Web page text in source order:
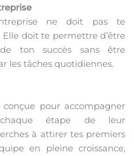
ne doit pas te
doit te permettre d’être
ton succès sans être
les tâches quotidiennes.
pour accompagner
étape de leur
à attirer tes premiers
en pleine croissance,